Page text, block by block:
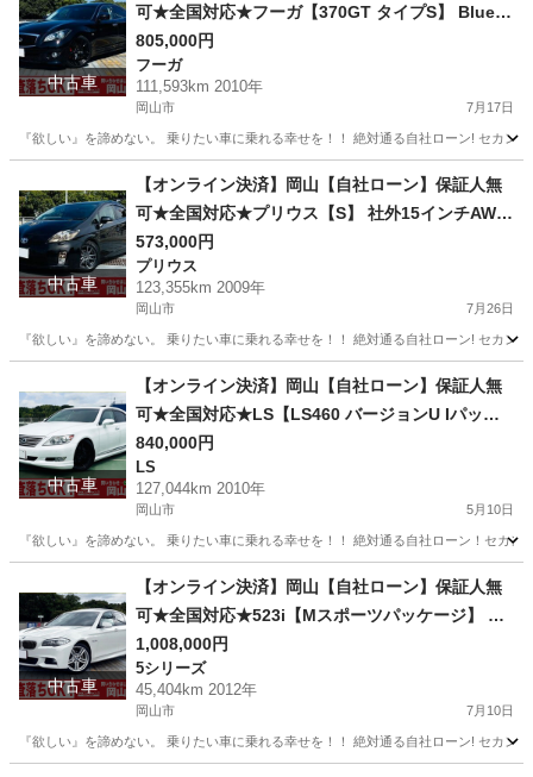
中古車
可★全国対応★フーガ【370GT タイプS】 Blueto
oth/純正20インチAW/社外マフラー/赤キャリパー/
パワーシート/オットマン/レザーシート/シートヒ
ーター/バックカメラ/カーテシーライト/ETC
805,000円
フーガ
111,593km 2010年
岡山市 7月17日
『欲しい』を諦めない。 乗りたい車に乗れる幸せを！！ 絶対通る自社ローン! セカ
フーガ 20インチ
中古車
【オンライン決済】岡山【自社ローン】保証人無
可★全国対応★プリウス【S】 社外15インチAW/B
luetooth/フルフラットシート/ドラレコ/フォグ/ス
マートキー/ETC
573,000円
プリウス
123,355km 2009年
岡山市 7月26日
『欲しい』を諦めない。 乗りたい車に乗れる幸せを！！ 絶対通る自社ローン! セカ
プリウス Bluetooth
中古車
【オンライン決済】岡山【自社ローン】保証人無
可★全国対応★LS【LS460 バージョンU Iパッケ
ージ】社外21インチAW/フルエアロ/サンルーフ/社
外スモークテール/パワーバックドア/走行中TV可/
サスコン/スマートキー/バックカメラ
840,000円
LS
127,044km 2010年
岡山市 5月10日
『欲しい』を諦めない。 乗りたい車に乗れる幸せを！！ 絶対通る自社ローン！セカ
LS
中古車
【オンライン決済】岡山【自社ローン】保証人無
可★全国対応★523i【Mスポーツパッケージ】 Bl
uetooth/サンルーフ/純正19インチAW/TV/オット
マン/パワーシート/バックカメラ/ETC
1,008,000円
5シリーズ
45,404km 2012年
岡山市 7月10日
『欲しい』を諦めない。 乗りたい車に乗れる幸せを！！ 絶対通る自社ローン! セカ